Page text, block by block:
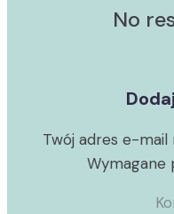
No
Twój adres e-mail
Wymagane